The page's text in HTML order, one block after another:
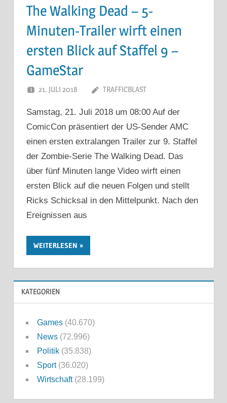
The Walking Dead – 5-
Minuten-Trailer wirft einen
ersten Blick auf Staffel 9 –
GameStar
21. JULI 2018 TRAFFICBLAST
Samstag, 21. Juli 2018 um 08:00 Auf der
ComicCon präsentiert der US-Sender AMC
einen ersten extralangen Trailer zur 9. Staffel
der Zombie-Serie The Walking Dead. Das
über fünf Minuten lange Video wirft einen
ersten Blick auf die neuen Folgen und stellt
Ricks Schicksal in den Mittelpunkt. Nach den
Ereignissen aus
WEITERLESEN
KATEGORIEN
Games(40.670)
News(72.996)
Politik(35.838)
Sport(36.020)
Wirtschaft(28.199)